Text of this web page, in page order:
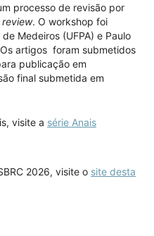
processo de revisão por
. O workshop foi
Medeiros (UFPA) e Paulo
artigos foram submetidos
publicação em
final submetida em
visite a série Anais
2026, visite o site desta